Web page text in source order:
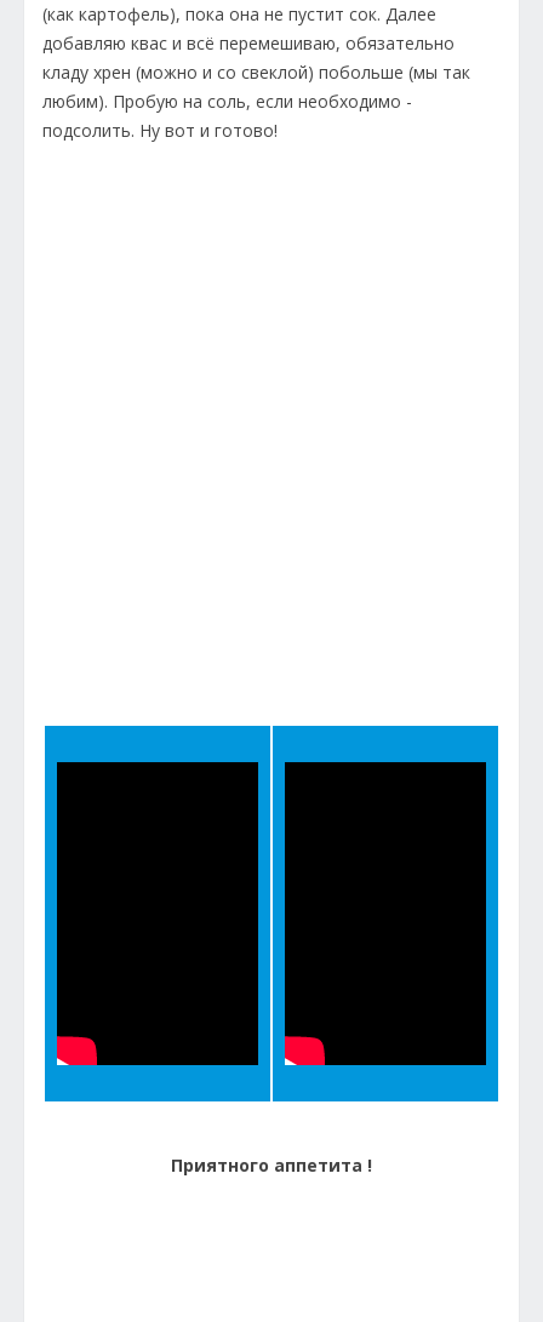
(как картофель), пока она не пустит сок. Далее
добавляю квас и всё перемешиваю, обязательно
кладу хрен (можно и со свеклой) побольше (мы так
любим). Пробую на соль, если необходимо -
подсолить. Ну вот и готово!
Приятного аппетита !